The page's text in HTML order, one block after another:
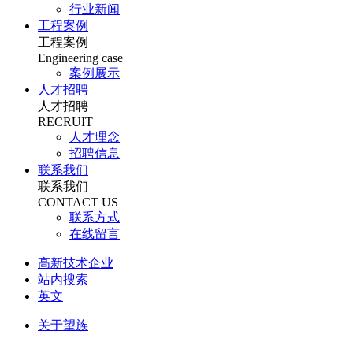
行业新闻
工程案例
工程案例
Engineering case
案例展示
人才招聘
人才招聘
RECRUIT
人才理念
招聘信息
联系我们
联系我们
CONTACT US
联系方式
在线留言
高新技术企业
站内搜索
英文
关于望族